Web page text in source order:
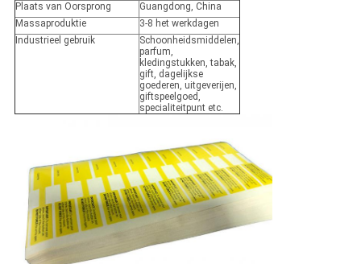
Plaats van Oorsprong
Guangdong, China
Massaproduktie
3-8 het werkdagen
Industrieel gebruik
Schoonheidsmiddelen,
parfum,
kledingstukken, tabak,
gift, dagelijkse
goederen, uitgeverijen,
giftspeelgoed,
specialiteitpunt etc.